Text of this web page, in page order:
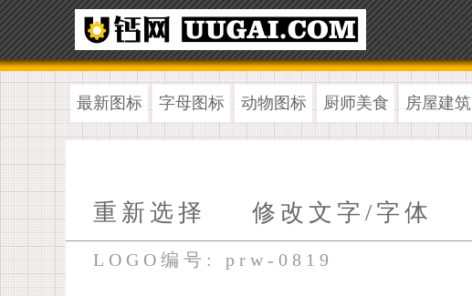
最新图标 字母图标 动物图标 厨师美食 房屋建筑
重新选择 修改文字/字体
LOGO编号: prw-0819